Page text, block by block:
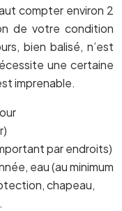
compter environ 2
de votre condition
bien balisé, n’est
une certaine
imprenable.
par endroits)
eau (au minimum
chapeau,